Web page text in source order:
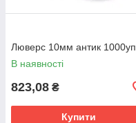
Люверс 10мм антик 1000уп
В наявності
823,08 ₴
Купити